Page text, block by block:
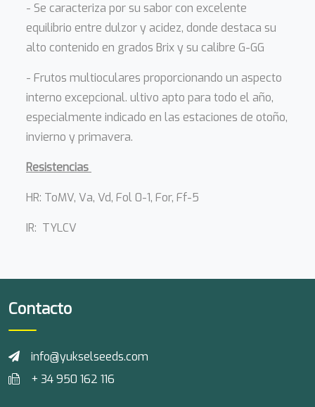
- Se caracteriza por su sabor con excelente
equilibrio entre dulzor y acidez, donde destaca su
alto contenido en grados Brix y su calibre G-GG
- Frutos multioculares proporcionando un aspecto
interno excepcional. ultivo apto para todo el año,
especialmente indicado en las estaciones de otoño,
invierno y primavera.
Resistencias
HR: ToMV, Va, Vd, Fol 0-1, For, Ff-5
IR: TYLCV
Contacto
info@yukselseeds.com
+ 34 950 162 116